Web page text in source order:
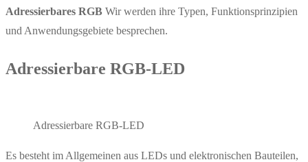
Adressierbares RGB Wir werden ihre Typen, Funktionsprinzipien
und Anwendungsgebiete besprechen.
Adressierbare RGB-LED
Adressierbare RGB-LED
Es besteht im Allgemeinen aus LEDs und elektronischen Bauteilen,